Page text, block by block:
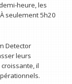
heure, les
seulement 5h20
Detector
leurs
il